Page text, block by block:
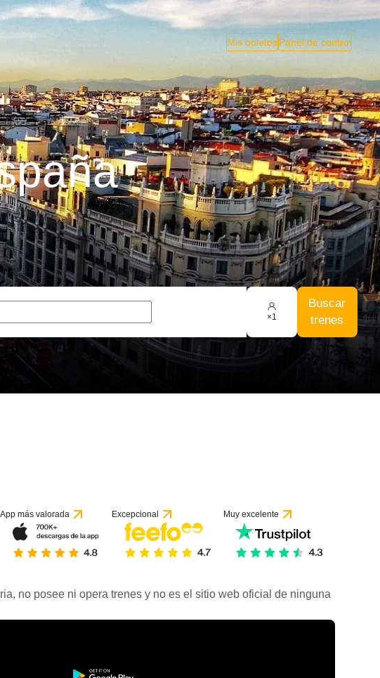
Mis boletosPanel de control
×1
Buscar
trenes
App más valorada Excepcional Muy excelente
no posee ni opera trenes y no es el sitio web oficial de ninguna